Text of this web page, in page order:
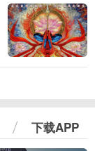
下载APP